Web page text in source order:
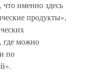
именно здесь
продукты»,
где можно
по